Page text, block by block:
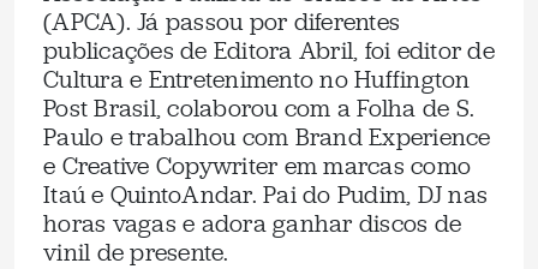
(APCA). Já passou por diferentes
publicações de Editora Abril, foi editor de
Cultura e Entretenimento no Huffington
Post Brasil, colaborou com a Folha de S.
Paulo e trabalhou com Brand Experience
e Creative Copywriter em marcas como
Itaú e QuintoAndar. Pai do Pudim, DJ nas
horas vagas e adora ganhar discos de
vinil de presente.